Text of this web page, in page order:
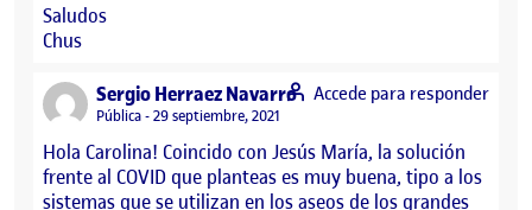
Saludos
Chus
Sergio Herraez Navarrosays:
Visibilidad:
Pública 29 septiembre, 2021
Hola Carolina! Coincido con Jesús María, la solución
frente al COVID que planteas es muy buena, tipo a los
sistemas que se utilizan en los aseos de los grandes
Accede para responder